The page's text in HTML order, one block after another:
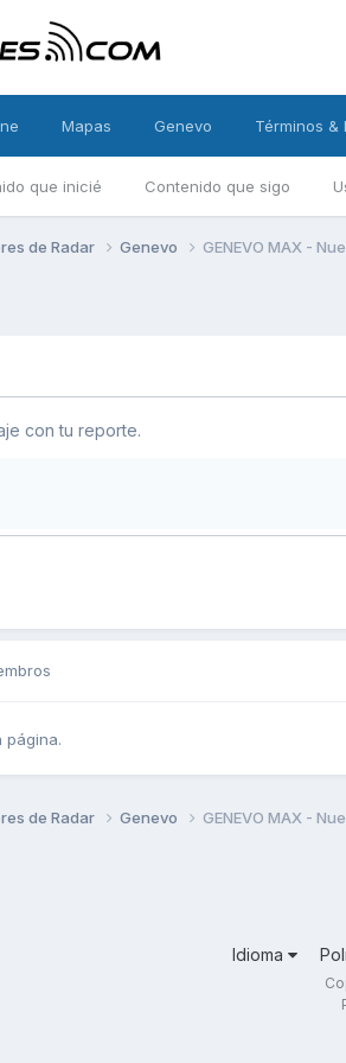
que inicié Contenido que sigo
Mapas Genevo Términos &
de Radar Genevo GENEVO MAX -
con tu reporte.
página.
de Radar Genevo GENEVO MAX -
Idioma